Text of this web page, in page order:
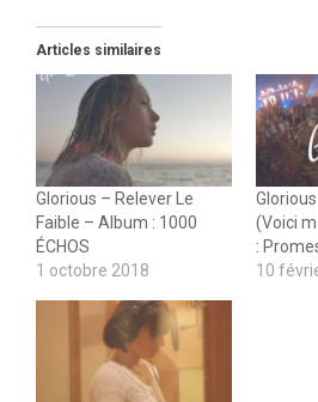
Articles similaires
Glorious – Relever Le
Faible – Album : 1000
ÉCHOS
1 octobre 2018
(Voici
:
10